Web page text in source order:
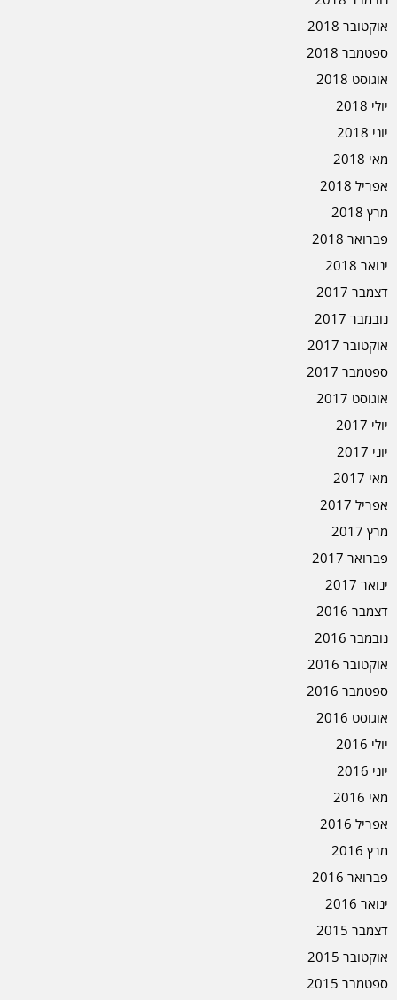
אוקטובר 2018
ספטמבר 2018
אוגוסט 2018
יולי 2018
יוני 2018
מאי 2018
אפריל 2018
מרץ 2018
פברואר 2018
ינואר 2018
דצמבר 2017
נובמבר 2017
אוקטובר 2017
ספטמבר 2017
אוגוסט 2017
יולי 2017
יוני 2017
מאי 2017
אפריל 2017
מרץ 2017
פברואר 2017
ינואר 2017
דצמבר 2016
נובמבר 2016
אוקטובר 2016
ספטמבר 2016
אוגוסט 2016
יולי 2016
יוני 2016
מאי 2016
אפריל 2016
מרץ 2016
פברואר 2016
ינואר 2016
דצמבר 2015
אוקטובר 2015
ספטמבר 2015